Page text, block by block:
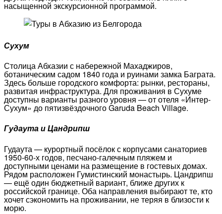
насыщенной экскурсионной программой.
Сухум
Столица Абхазии с набережной Махаджиров,
ботаническим садом 1840 года и руинами замка Баграта.
Здесь больше городского комфорта: рынки, рестораны,
развитая инфраструктура. Для проживания в Сухуме
доступны варианты разного уровня — от отеля «Интер-
Сухум» до пятизвёздочного Garuda Beach Village.
Гудаута и Цандрипш
Гудаута — курортный посёлок с корпусами санаториев
1950-60-х годов, песчано-галечным пляжем и
доступными ценами на размещение в гостевых домах.
Рядом расположен Гумистинский монастырь. Цандрипш
— ещё один бюджетный вариант, ближе других к
российской границе. Оба направления выбирают те, кто
хочет сэкономить на проживании, не теряя в близости к
морю.